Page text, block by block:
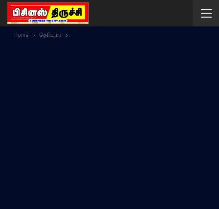
Home தெரியுமா